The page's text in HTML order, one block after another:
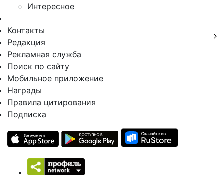
Интересное
Контакты
Редакция
Рекламная служба
Поиск по сайту
Мобильное приложение
Награды
Правила цитирования
Подписка